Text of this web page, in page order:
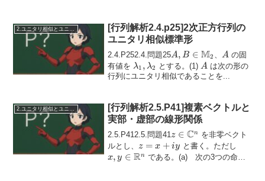
[行列解析2.4.p25]2次正方行列の
ユニタリ相似標準形
2.4.P252.4.問題25A, B \in
\mathbb{M}_2
A, B ∈ M2 A
A の固
有値を \lambda_1,
\lambda_2
λ1 , λ2 とする。(1) A
A は次の形の
行列にユニタリ相似であることを...
2.ユニタリ相似とユニタリ同値
[行列解析2.5.P41]複素ベクトルと
実部・虚部の線形関係
2.5.P412.5.問題41z \in
\mathbb{C}^n
z ∈ Cn を非零ベクト
ルとし、z
=
z = x + iy と書く。ただし
x, y ∈ Rn である。(a) 次の3つの命題